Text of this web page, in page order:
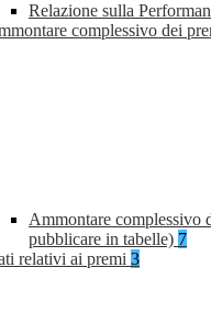
Relazione sulla
complessivo dei
Ammontare complessivo
pubblicare in tabelle) 7
relativi ai premi 3